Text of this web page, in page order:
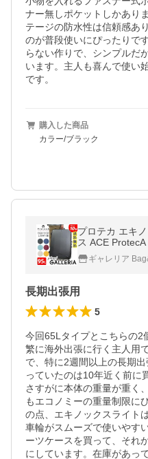
ナー無しポケットしかあり
テージの防水性は信頼感あ
のが普段使いにぴったりで
らない作りで、シンプルだ
います。主人も喜んで使い
です。
購入した商品
カラー/ブラック
プロテカ エキ
ス ACE
ケース キャリ
ギャレリア
長期出張用
5
今回65Lタイプとこちらの2
繁に海外出張に行く主人用
で、特に2週間以上の長期
っていたのは10年近く前に
さすがに本体の重量が重く
もエコノミーの重量制限に
の点、エキノックスライト
車輪がスムーズで使いやす
ーツケースを買って、それ
にしています。在庫があっ